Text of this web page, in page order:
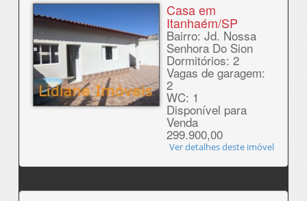
Casa em
Itanhaém/SP
Bairro: Jd. Nossa
Senhora Do Sion
Dormitórios: 2
Vagas de garagem:
2
WC: 1
Disponível para
Venda
299.900,00
Ver detalhes deste imóvel